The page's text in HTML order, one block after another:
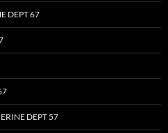
DEPT 67
DEPT 57